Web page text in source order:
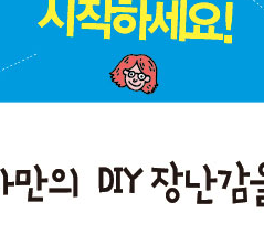
경 설치
경의 메뉴
두이노를 연결하기 위한 드라이버
공부하는 두 단계
순서